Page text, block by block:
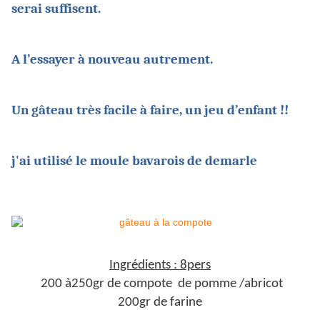
serai suffisent.
A l’essayer à nouveau autrement.
Un gâteau très facile à faire, un jeu d’enfant !!
j'ai utilisé le moule bavarois de demarle
Ingrédients : 8pers
200 à250gr de compote de pomme /abricot
200gr de farine